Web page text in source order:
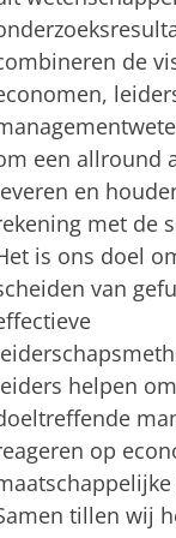
de
een allround
en
met de
is ons doel
van
helpen
op
tillen wij